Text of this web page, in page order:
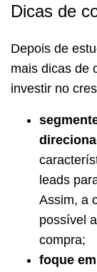
Dicas de
Depois de
mais dicas de
investir no
leads
Assim, a
possível
compra;
foque em